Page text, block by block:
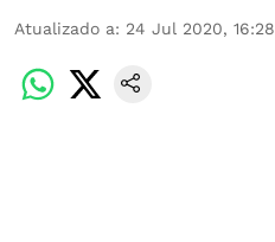
Atualizado a: 24 Jul 2020, 16:28